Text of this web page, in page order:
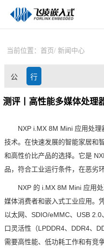
技术与支持
在线文档
方案定制
天猫商城
淘宝商城
新闻中心
当前位置： 首页 新闻中心
公
司
态
行
业
讯
测评丨高性能多媒体处
NXPi.MX 8M Mini 应用处理
技术。在快速发展的智能家居和
和高性价比产品的选择。它是
品，符合工业运行条件，在恶劣
NXP 的 i.MX 8M Mini 应用
媒体消费者和嵌入式工业应用。
以太网、 SDIO/eMMC、 USB 2.0、
口灵活性（LPDDR4、 DDR4、
需要高性能、低功耗工作和有竞